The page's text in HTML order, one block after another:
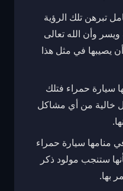
تبرهن تلك الرؤية
وأن الله تعالى
يصيبها في مثل هذا
سيارة حمراء فتلك
خالية من أي مشاكل
منامها سيارة حمراء
ستنجب مولود ذكر
بها.